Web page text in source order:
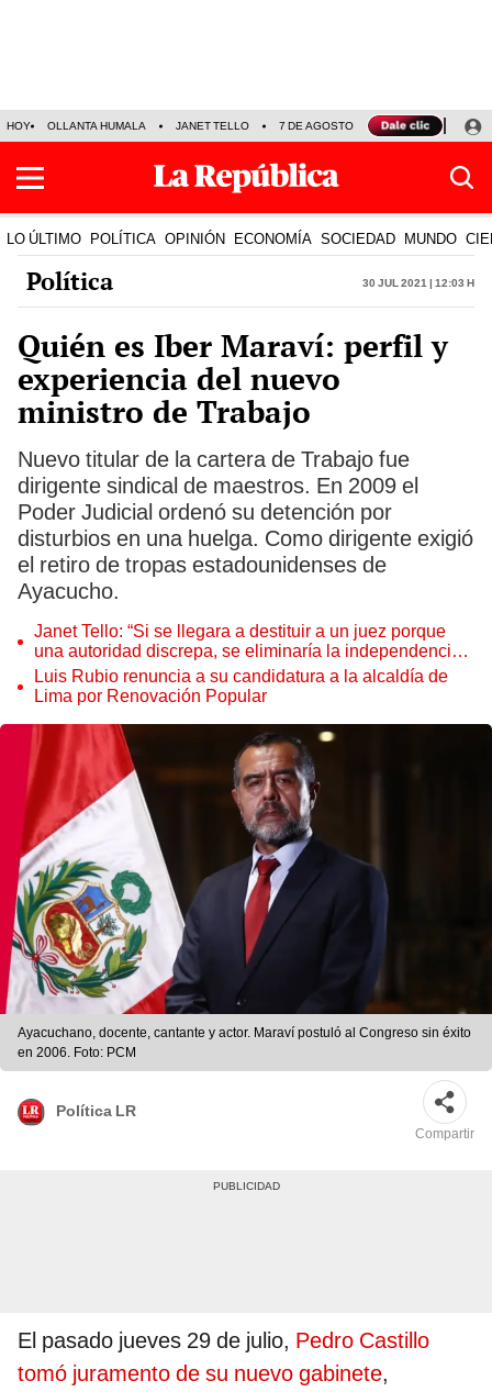
HOY OLLANTA HUMALA JANET TELLO 7 DE AGOSTO TINKA RESULTADOS
LO ÚLTIMO POLÍTICA OPINIÓN ECONOMÍA SOCIEDAD MUNDO
Política 30 Jul 2021 | 12:03 h
Quién es Iber Maraví: perfil y
experiencia del nuevo
ministro de Trabajo
Nuevo titular de la cartera de Trabajo fue
dirigente sindical de maestros. En 2009 el
Poder Judicial ordenó su detención por
disturbios en una huelga. Como dirigente exigió
el retiro de tropas estadounidenses de
Ayacucho.
Janet Tello: “Si se llegara a destituir a un juez porque
una autoridad discrepa, se eliminaría la independencia
judicial”
Luis Rubio renuncia a su candidatura a la alcaldía de
Lima por Renovación Popular
Ayacuchano, docente, cantante y actor. Maraví postuló al Congreso sin éxito
en 2006. Foto: PCM
Política LR
Compartir
El pasado jueves 29 de julio, Pedro Castillo
tomó juramento de su nuevo gabinete,